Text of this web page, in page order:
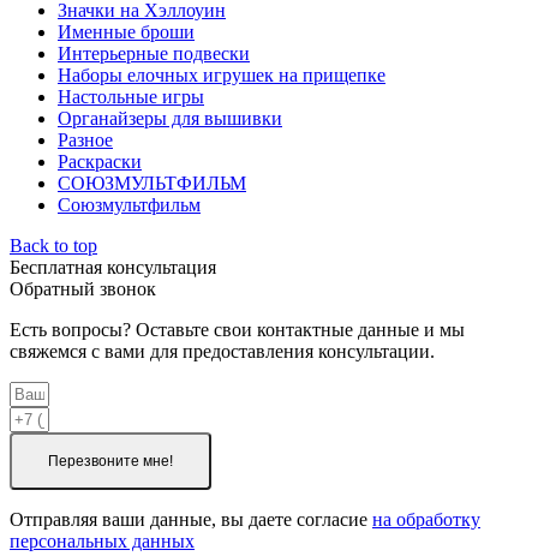
Значки на Хэллоуин
Именные броши
Интерьерные подвески
Наборы елочных игрушек на прищепке
Настольные игры
Органайзеры для вышивки
Разное
Раскраски
СОЮЗМУЛЬТФИЛЬМ
Союзмультфильм
Back to top
Бесплатная консультация
Обратный звонок
Есть вопросы? Оставьте свои контактные данные и мы
свяжемся с вами для предоставления консультации.
Перезвоните мне!
Отправляя ваши данные, вы даете согласие на обработку
персональных данных